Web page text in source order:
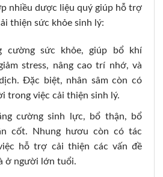
nhiều dược liệu quý giúp hỗ trợ
thiện sức khỏe sinh lý:
cường sức khỏe, giúp bổ khí
stress, nâng cao trí nhớ, và
Đặc biệt, nhân sâm còn có
trong việc cải thiện sinh lý.
cường sinh lực, bổ thận, bổ
cốt. Nhung hươu còn có tác
hỗ trợ cải thiện các vấn đề
ở người lớn tuổi.